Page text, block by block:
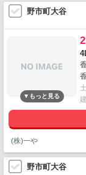
野市町大谷
(株)一や
野市町大谷